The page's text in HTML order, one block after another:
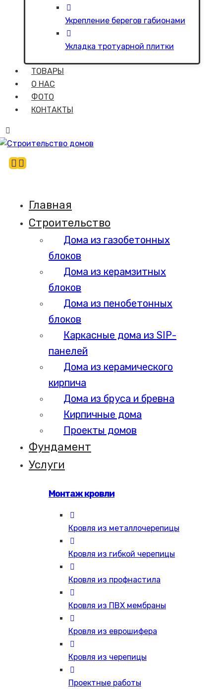
Укрепление берегов габионами
Укладка тротуарной плитки
ТОВАРЫ
О НАС
ФОТО
КОНТАКТЫ
Главная
Строительство
Дома из газобетонных
блоков
Дома из керамзитных
блоков
Дома из пенобетонных
блоков
Каркасные дома из SIP-
панелей
Дома из керамического
кирпича
Дома из бруса и бревна
Кирпичные дома
Проекты домов
Фундамент
Услуги
Монтаж кровли
Кровля из металлочерепицы
Кровля из гибкой черепицы
Кровля из профнастила
Кровля из ПВХ мембраны
Кровля из еврошифера
Кровля из черепицы
Проектные работы